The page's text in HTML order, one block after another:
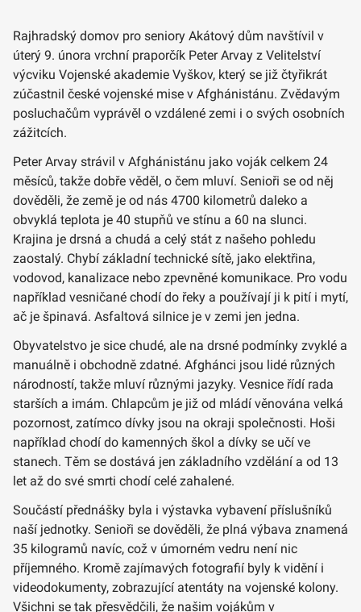
Rajhradský domov pro seniory Akátový dům navštívil v
úterý 9. února vrchní praporčík Peter Arvay z Velitelství
výcviku Vojenské akademie Vyškov, který se již čtyřikrát
zúčastnil české vojenské mise v Afghánistánu. Zvědavým
posluchačům vyprávěl o vzdálené zemi i o svých osobních
zážitcích.
Peter Arvay strávil v Afghánistánu jako voják celkem 24
měsíců, takže dobře věděl, o čem mluví. Senioři se od něj
dověděli, že země je od nás 4700 kilometrů daleko a
obvyklá teplota je 40 stupňů ve stínu a 60 na slunci.
Krajina je drsná a chudá a celý stát z našeho pohledu
zaostalý. Chybí základní technické sítě, jako elektřina,
vodovod, kanalizace nebo zpevněné komunikace. Pro vodu
například vesničané chodí do řeky a používají ji k pití i mytí,
ač je špinavá. Asfaltová silnice je v zemi jen jedna.
Obyvatelstvo je sice chudé, ale na drsné podmínky zvyklé a
manuálně i obchodně zdatné. Afghánci jsou lidé různých
národností, takže mluví různými jazyky. Vesnice řídí rada
starších a imám. Chlapcům je již od mládí věnována velká
pozornost, zatímco dívky jsou na okraji společnosti. Hoši
například chodí do kamenných škol a dívky se učí ve
stanech. Těm se dostává jen základního vzdělání a od 13
let až do své smrti chodí celé zahalené.
Součástí přednášky byla i výstavka vybavení příslušníků
naší jednotky. Senioři se dověděli, že plná výbava znamená
35 kilogramů navíc, což v úmorném vedru není nic
příjemného. Kromě zajímavých fotografií byly k vidění i
videodokumenty, zobrazující atentáty na vojenské kolony.
Všichni se tak přesvědčili, že našim vojákům v